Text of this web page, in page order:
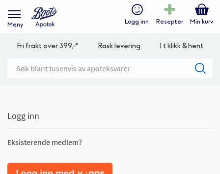
Meny Logg inn Resepter Min kurv
Fri frakt over 399,-* Rask levering 1 t klikk & hent
Logg inn
Eksisterende medlem?